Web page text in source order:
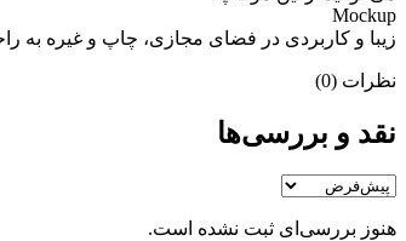
Mockup
زيبا و کاربردی در فضای مجازی، چاپ و غيره به
نظرات (0)
نقد و بررسی‌ها
هنوز بررسی‌ای ثبت نشده است.